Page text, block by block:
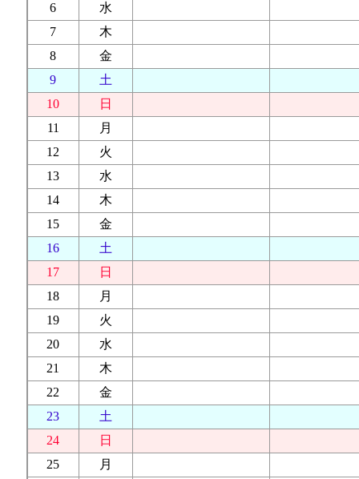
6
水
7
木
8
金
9
土
10
日
11
月
12
火
13
水
14
木
15
金
16
土
17
日
18
月
19
火
20
水
21
木
22
金
23
土
24
日
25
月